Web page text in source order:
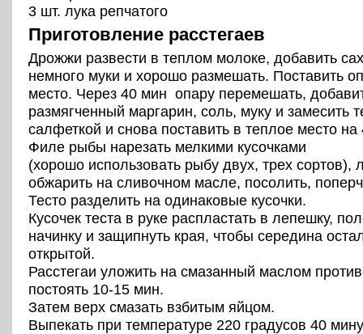
3 шт. лука репчатого
Приготовление расстегаев
Дрожжи развести в теплом молоке, добавить
немного муки и хорошо размешать. Поставить
место. Через 40 мин опару перемешать,
размягченный маргарин, соль, муку и замесить
салфеткой и снова поставить в теплое место
Филе рыбы нарезать мелкими кусочками
(хорошо использовать рыбу двух, трех сортов),
обжарить на сливочном масле, посолить,
Тесто разделить на одинаковые кусочки.
Кусочек теста в руке распластать в лепешку,
начинку и защипнуть края, чтобы середина
открытой.
Расстегаи уложить на смазанный маслом
постоять 10-15 мин.
Затем верх смазать взбитым яйцом.
Выпекать при температуре 220 градусов 40